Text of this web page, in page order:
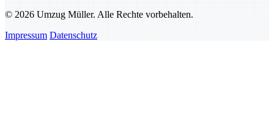
© 2026 Umzug Müller. Alle Rechte vorbehalten.
Impressum Datenschutz